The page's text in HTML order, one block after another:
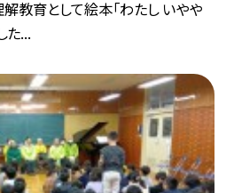
教育として絵本「わたし いやや
た...